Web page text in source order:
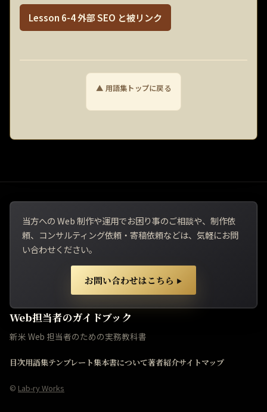
Lesson 6-4 外部 SEO と被リンク
▲ 用語集トップに戻る
Web担当者のガイドブック
新米 Web 担当者のための実務教科書
目次用語集テンプレート集本書について著者紹介サイトマップ
© Lab-ry Works
当方への Web 制作や運用でお困り事のご相談や、制作依
頼、コンサルティング依頼・寄稿依頼などは、気軽にお問
い合わせください。
お問い合わせはこちら ▶